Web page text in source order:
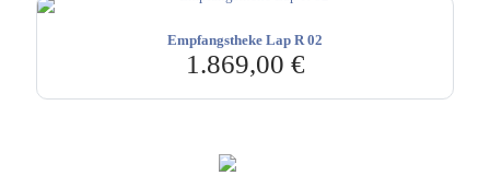
Empfangstheke Lap R 02
1.869,00 €